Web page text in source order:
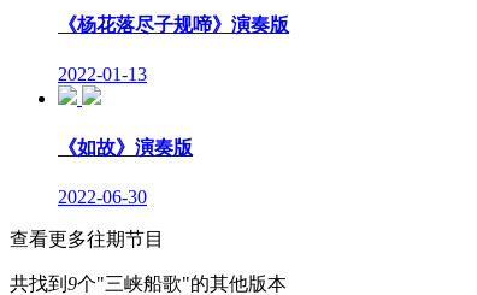
《杨花落尽子规啼》演奏版
2022-01-13
《如故》演奏版
2022-06-30
查看更多往期节目
共找到 9个"三峡船歌"的其他版本